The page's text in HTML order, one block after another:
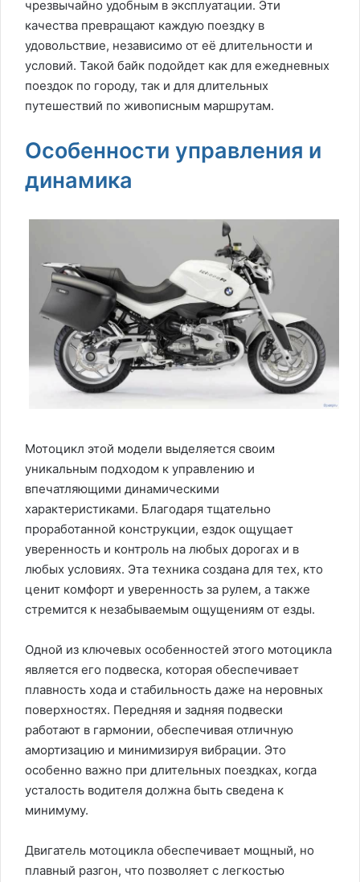
чрезвычайно удобным в эксплуатации. Эти
качества превращают каждую поездку в
удовольствие, независимо от её длительности и
условий. Такой байк подойдет как для ежедневных
поездок по городу, так и для длительных
путешествий по живописным маршрутам.
Особенности управления и
динамика
Мотоцикл этой модели выделяется своим
уникальным подходом к управлению и
впечатляющими динамическими
характеристиками. Благодаря тщательно
проработанной конструкции, ездок ощущает
уверенность и контроль на любых дорогах и в
любых условиях. Эта техника создана для тех, кто
ценит комфорт и уверенность за рулем, а также
стремится к незабываемым ощущениям от езды.
Одной из ключевых особенностей этого мотоцикла
является его подвеска, которая обеспечивает
плавность хода и стабильность даже на неровных
поверхностях. Передняя и задняя подвески
работают в гармонии, обеспечивая отличную
амортизацию и минимизируя вибрации. Это
особенно важно при длительных поездках, когда
усталость водителя должна быть сведена к
минимуму.
Двигатель мотоцикла обеспечивает мощный, но
плавный разгон, что позволяет с легкостью